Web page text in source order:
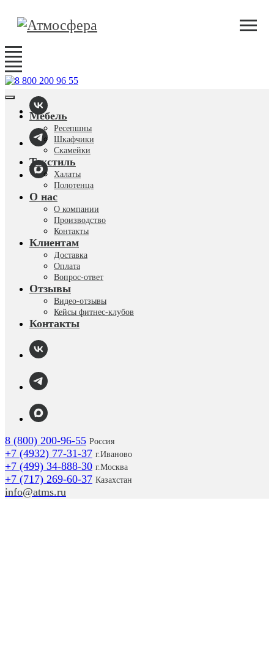
Мебель
Ресепшны
Шкафчики
Скамейки
Текстиль
Халаты
Полотенца
О нас
О компании
Производство
Контакты
Клиентам
Доставка
Оплата
Вопрос-ответ
Отзывы
Видео-отзывы
Кейсы фитнес-клубов
Контакты
8 (800) 200-96-55 Россия
+7 (4932) 77-31-37 г.Иваново
+7 (499) 34-888-30 г.Москва
+7 (717) 269-60-37 Казахстан
info@atms.ru